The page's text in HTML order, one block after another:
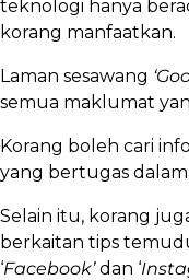
teknologi hanya
korang manfaatkan.
Laman sesawang
semua maklumat
Korang boleh cari
yang bertugas
Selain itu, korang
berkaitan tips
‘Facebook’dan ‘